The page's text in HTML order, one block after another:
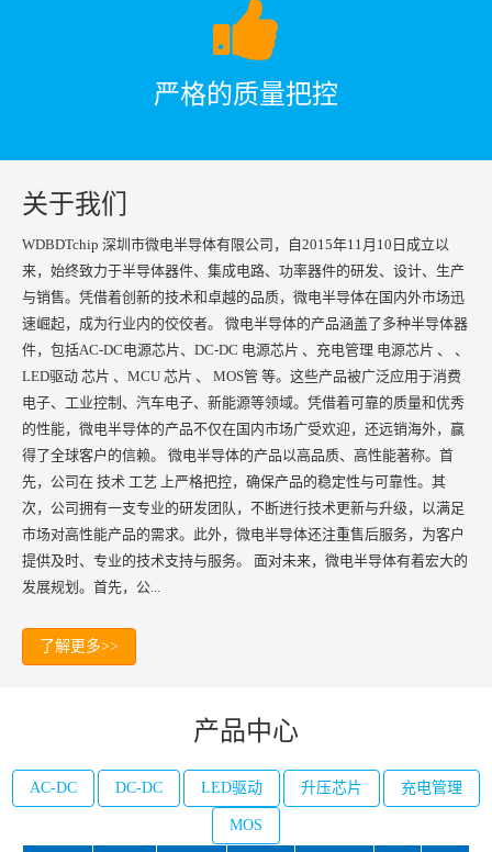
严格的质量把控
关于我们
WDBDTchip 深圳市微电半导体有限公司，自2015年11月10日成立以
来，始终致力于半导体器件、集成电路、功率器件的研发、设计、生产
与销售。凭借着创新的技术和卓越的品质，微电半导体在国内外市场迅
速崛起，成为行业内的佼佼者。 微电半导体的产品涵盖了多种半导体器
件，包括AC-DC电源芯片、DC-DC 电源芯片 、充电管理 电源芯片 、 、
LED驱动 芯片 、MCU 芯片 、 MOS管 等。这些产品被广泛应用于消费
电子、工业控制、汽车电子、新能源等领域。凭借着可靠的质量和优秀
的性能，微电半导体的产品不仅在国内市场广受欢迎，还远销海外，赢
得了全球客户的信赖。 微电半导体的产品以高品质、高性能著称。首
先，公司在 技术 工艺 上严格把控，确保产品的稳定性与可靠性。其
次，公司拥有一支专业的研发团队，不断进行技术更新与升级，以满足
市场对高性能产品的需求。此外，微电半导体还注重售后服务，为客户
提供及时、专业的技术支持与服务。 面对未来，微电半导体有着宏大的
发展规划。首先，公...
了解更多>>
产品中心
AC-DC DC-DC LED驱动 升压芯片 充电管理
MOS